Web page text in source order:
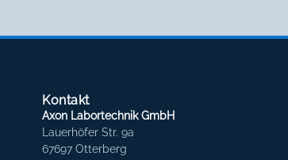
Kontakt
Axon Labortechnik GmbH
Lauerhöfer Str. 9a
67697 Otterberg